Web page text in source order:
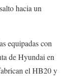
hacia un
equipadas con
de Hyundai en
el HB20 y